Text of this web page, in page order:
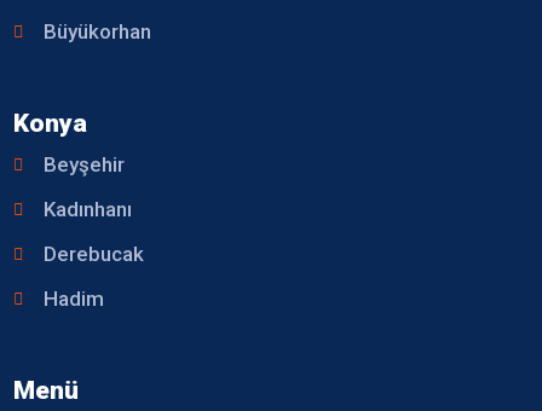
Büyükorhan
Konya
Beyşehir
Kadınhanı
Derebucak
Hadim
Menü